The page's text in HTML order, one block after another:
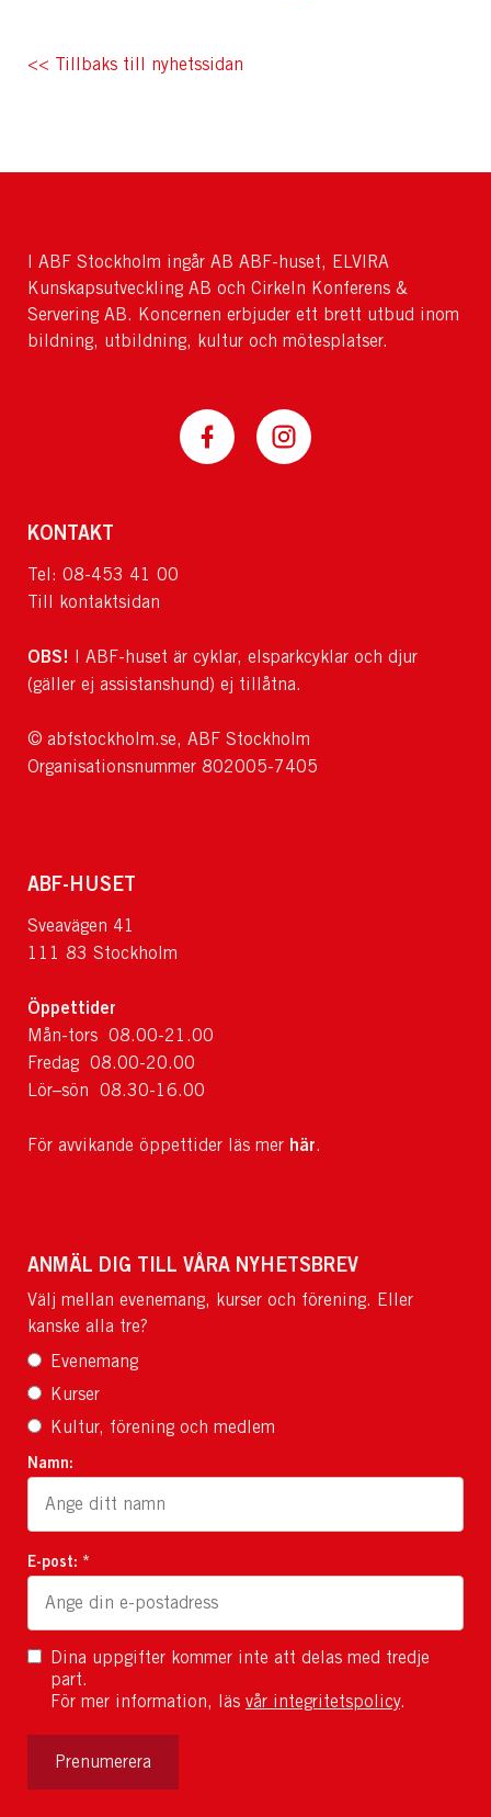
<< Tillbaks till nyhetssidan
I ABF Stockholm ingår AB ABF-huset, ELVIRA
Kunskapsutveckling AB och Cirkeln Konferens &
Servering AB. Koncernen erbjuder ett brett utbud inom
bildning, utbildning, kultur och mötesplatser.
KONTAKT
Tel: 08-453 41 00
Till kontaktsidan
OBS!
I ABF-huset är cyklar, elsparkcyklar och djur
(gäller ej assistanshund) ej tillåtna.
© abfstockholm.se, ABF Stockholm
Organisationsnummer 802005-7405
ABF-HUSET
Sveavägen 41
111 83 Stockholm
Öppettider
Mån-tors 08.00-21.00
Fredag 08.00-20.00
Lör–sön 08.30-16.00
För avvikande öppettider läs mer här.
ANMÄL DIG TILL VÅRA NYHETSBREV
Välj mellan evenemang, kurser och förening. Eller
kanske alla tre?
Evenemang
Kurser
Kultur, förening och medlem
Namn:
E-post: *
Dina uppgifter kommer inte att delas med tredje
part.
För mer information, läs vår integritetspolicy.
Prenumerera